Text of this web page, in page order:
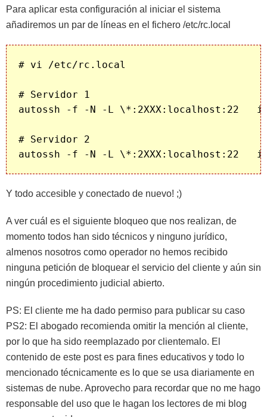
Para aplicar esta configuración al iniciar el sistema
añadiremos un par de líneas en el fichero /etc/rc.local
# vi /etc/rc.local
# Servidor 1
autossh -f -N -L \*:2XXX:localhost:22
# Servidor 2
Y todo accesible y conectado de nuevo! ;)
A ver cuál es el siguiente bloqueo que nos realizan, de
momento todos han sido técnicos y ninguno jurídico,
almenos nosotros como operador no hemos recibido
ninguna petición de bloquear el servicio del cliente y aún sin
ningún procedimiento judicial abierto.
PS: El cliente me ha dado permiso para publicar su caso
PS2: El abogado recomienda omitir la mención al cliente,
por lo que ha sido reemplazado por clientemalo. El
contenido de este post es para fines educativos y todo lo
mencionado técnicamente es lo que se usa diariamente en
sistemas de nube. Aprovecho para recordar que no me hago
responsable del uso que le hagan los lectores de mi blog